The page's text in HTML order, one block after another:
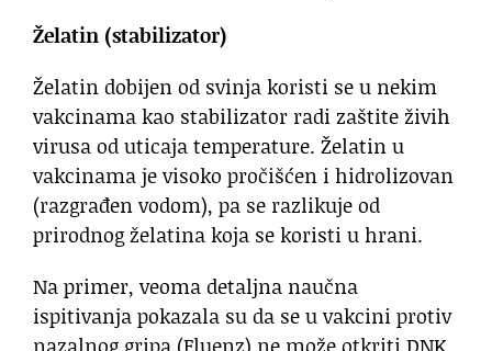
Želatin (stabilizator)
Želatin dobijen od svinja koristi se u nekim
vakcinama kao stabilizator radi zaštite živih
virusa od uticaja temperature. Želatin u
vakcinama je visoko pročišćen i hidrolizovan
(razgrađen vodom), pa se razlikuje od
prirodnog želatina koja se koristi u hrani.
Na primer, veoma detaljna naučna
ispitivanja pokazala su da se u vakcini protiv